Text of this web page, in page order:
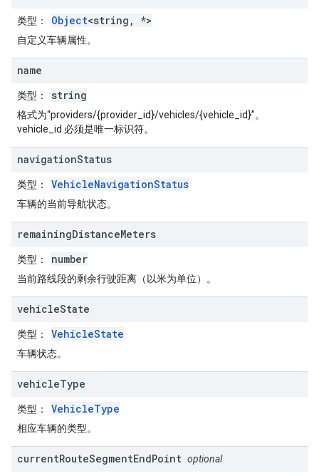
类型 ： Object<string, *>
自定义车辆属性。
name
类型 ： string
格式为“providers/{provider_id}/vehicles/{vehicle_id}”。
vehicle_id 必须是唯一标识符。
navigationStatus
类型 ： VehicleNavigationStatus
车辆的当前导航状态。
remainingDistanceMeters
类型 ： number
当前路线段的剩余行驶距离（以米为单位）。
vehicleState
类型 ： VehicleState
车辆状态。
vehicleType
类型 ： VehicleType
相应车辆的类型。
currentRouteSegmentEndPoint optional